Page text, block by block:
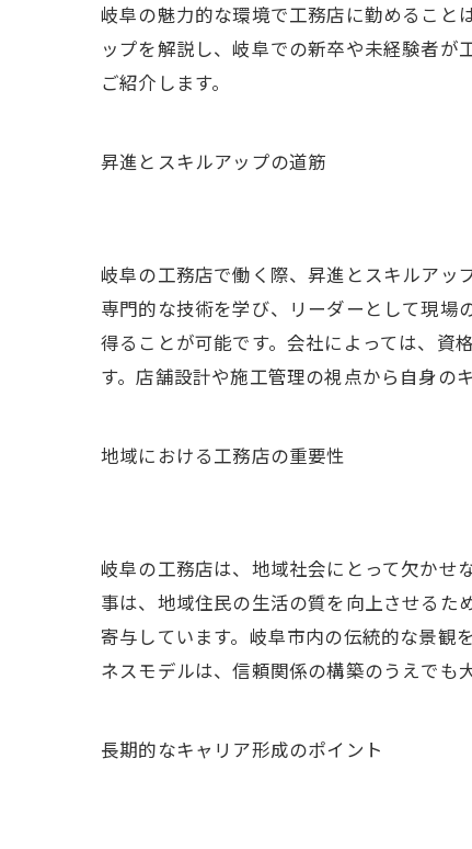
岐阜の魅力的な環境で工務店に勤めること
ップを解説し、岐阜での新卒や未経験者
ご紹介します。
昇進とスキルアップの道筋
岐阜の工務店で働く際、昇進とスキルアッ
専門的な技術を学び、リーダーとして現場
得ることが可能です。会社によっては、資
す。店舗設計や施工管理の視点から自身の
地域における工務店の重要性
岐阜の工務店は、地域社会にとって欠かせ
事は、地域住民の生活の質を向上させるた
寄与しています。岐阜市内の伝統的な景観
ネスモデルは、信頼関係の構築のうえでも
長期的なキャリア形成のポイント